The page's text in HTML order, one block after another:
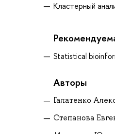
Кластерный
Statistical
Авторы
Галатенко
Степанова